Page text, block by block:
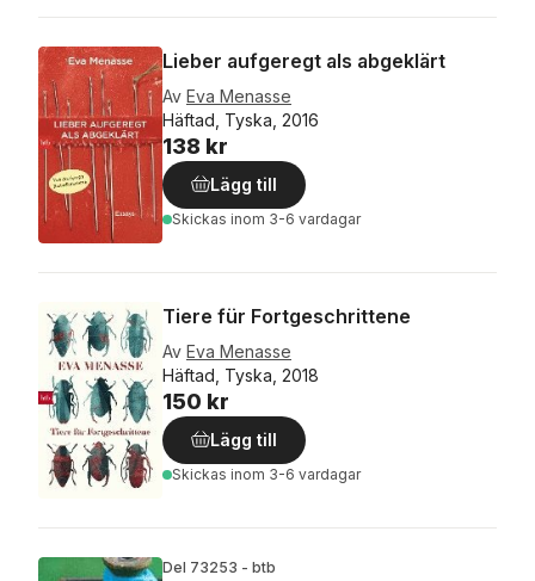
Lieber aufgeregt als abgeklärt
Av Eva Menasse
Häftad, Tyska, 2016
138 kr
Lägg till
Skickas inom 3-6 vardagar
Tiere für Fortgeschrittene
Av Eva Menasse
Häftad, Tyska, 2018
150 kr
Lägg till
Skickas inom 3-6 vardagar
Del 73253 - btb